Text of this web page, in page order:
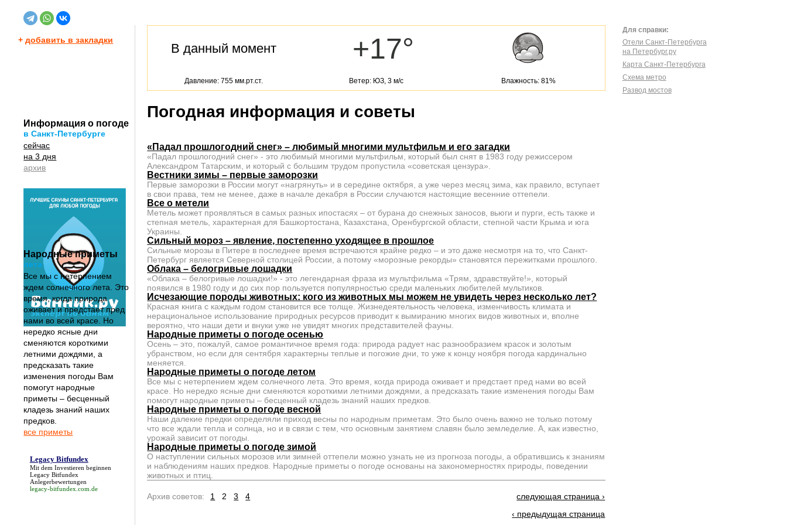
+добавить в закладки
Для справки:
Отели Санкт-Петербурга
на Петербург.ру
Карта Санкт-Петербурга
Схема метро
Развод мостов
Информация о погоде
в Санкт-Петербурге
сейчас
на 3 дня
архив
Народные приметы
лета
Все мы с нетерпением
ждем солнечного лета. Это
время, когда природа
оживает и предстает пред
нами во всей красе. Но
нередко ясные дни
сменяются короткими
летними дождями, а
предсказать такие
изменения погоды Вам
помогут народные
приметы – бесценный
кладезь знаний наших
предков.
все приметы
Legacy Bitfundex
Mit dem Investieren beginnen
Legacy Bitfundex
Anlegerbewertungen
legacy-bitfundex.com.de
В данный момент +17°
Давление: 755 мм.рт.ст. Ветер: ЮЗ, 3 м/с Влажность: 81%
Погодная информация и советы
«Падал прошлогодний снег» – любимый многими мультфильм и его загадки
«Падал прошлогодний снег» - это любимый многими мультфильм, который был снят в 1983 году режиссером
Александром Татарским, и который с большим трудом пропустила «советская цензура».
Вестники зимы – первые заморозки
Первые заморозки в России могут «нагрянуть» и в середине октября, а уже через месяц зима, как правило, вступает
в свои права, тем не менее, даже в начале декабря в России случаются настоящие весенние оттепели.
Все о метели
Метель может проявляться в самых разных ипостасях – от бурана до снежных заносов, вьюги и пурги, есть также и
степная метель, характерная для Башкортостана, Казахстана, Оренбургской области, степной части Крыма и юга
Украины.
Сильный мороз – явление, постепенно уходящее в прошлое
Сильные морозы в Питере в последнее время встречаются крайне редко – и это даже несмотря на то, что Санкт-
Петербург является Северной столицей России, а потому «морозные рекорды» становятся пережитками прошлого.
Облака – белогривые лошадки
«Облака – белогривые лошадки!» - это легендарная фраза из мультфильма «Трям, здравствуйте!», который
появился в 1980 году и до сих пор пользуется популярностью среди маленьких любителей мультиков.
Исчезающие породы животных: кого из животных мы можем не увидеть через несколько лет?
Красная книга с каждым годом становится все толще. Жизнедеятельность человека, изменчивость климата и
нерациональное использование природных ресурсов приводит к вымиранию многих видов животных и, вполне
вероятно, что наши дети и внуки уже не увидят многих представителей фауны.
Народные приметы о погоде осенью
Осень – это, пожалуй, самое романтичное время года: природа радует нас разнообразием красок и золотым
убранством, но если для сентября характерны теплые и погожие дни, то уже к концу ноября погода кардинально
меняется.
Народные приметы о погоде летом
Все мы с нетерпением ждем солнечного лета. Это время, когда природа оживает и предстает пред нами во всей
красе. Но нередко ясные дни сменяются короткими летними дождями, а предсказать такие изменения погоды Вам
помогут народные приметы – бесценный кладезь знаний наших предков.
Народные приметы о погоде весной
Наши далекие предки определяли приход весны по народным приметам. Это было очень важно не только потому
что все ждали тепла и солнца, но и в связи с тем, что основным занятием славян было земледелие. А, как известно,
урожай зависит от погоды.
Народные приметы о погоде зимой
О наступлении сильных морозов или зимней оттепели можно узнать не из прогноза погоды, а обратившись к знаниям
и наблюдениям наших предков. Народные приметы о погоде основаны на закономерностях природы, поведении
животных и птиц.
Архив советов: 1 2 3 4
следующая страница ›
‹ предыдущая страница